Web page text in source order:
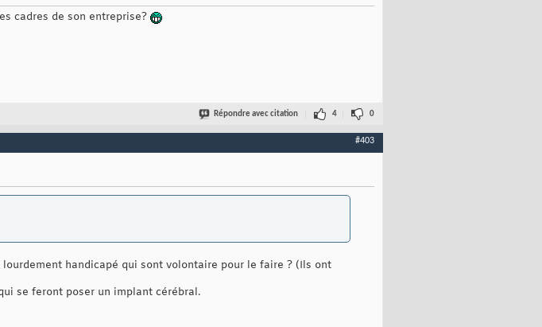
cadres de son entreprise?
Répondre avec citation 4 0
#403
handicapé qui sont volontaire pour le faire ? (Ils ont
se feront poser un implant cérébral.